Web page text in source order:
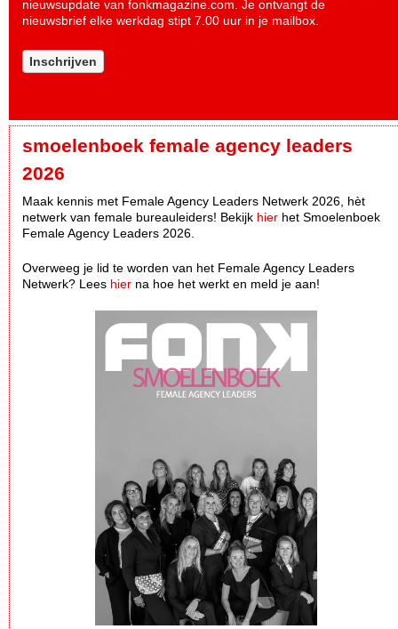
nieuwsupdate van fonkmagazine.com. Je ontvangt de
nieuwsbrief elke werkdag stipt 7.00 uur in je mailbox.
Inschrijven
smoelenboek female agency leaders
2026
Maak kennis met Female Agency Leaders Netwerk 2026, hèt
netwerk van female bureauleiders! Bekijk hier het Smoelenboek
Female Agency Leaders 2026.
Overweeg je lid te worden van het Female Agency Leaders
Netwerk? Lees hier na hoe het werkt en meld je aan!